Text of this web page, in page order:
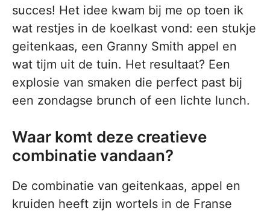
succes! Het idee kwam bij me op toen ik
wat restjes in de koelkast vond: een stukje
geitenkaas, een Granny Smith appel en
wat tijm uit de tuin. Het resultaat? Een
explosie van smaken die perfect past bij
een zondagse brunch of een lichte lunch.
Waar komt deze creatieve
combinatie vandaan?
De combinatie van geitenkaas, appel en
kruiden heeft zijn wortels in de Franse